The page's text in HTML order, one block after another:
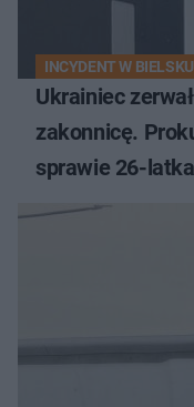
INCYDENT W
Ukrainiec
zakonnicę.
sprawie 26-latka